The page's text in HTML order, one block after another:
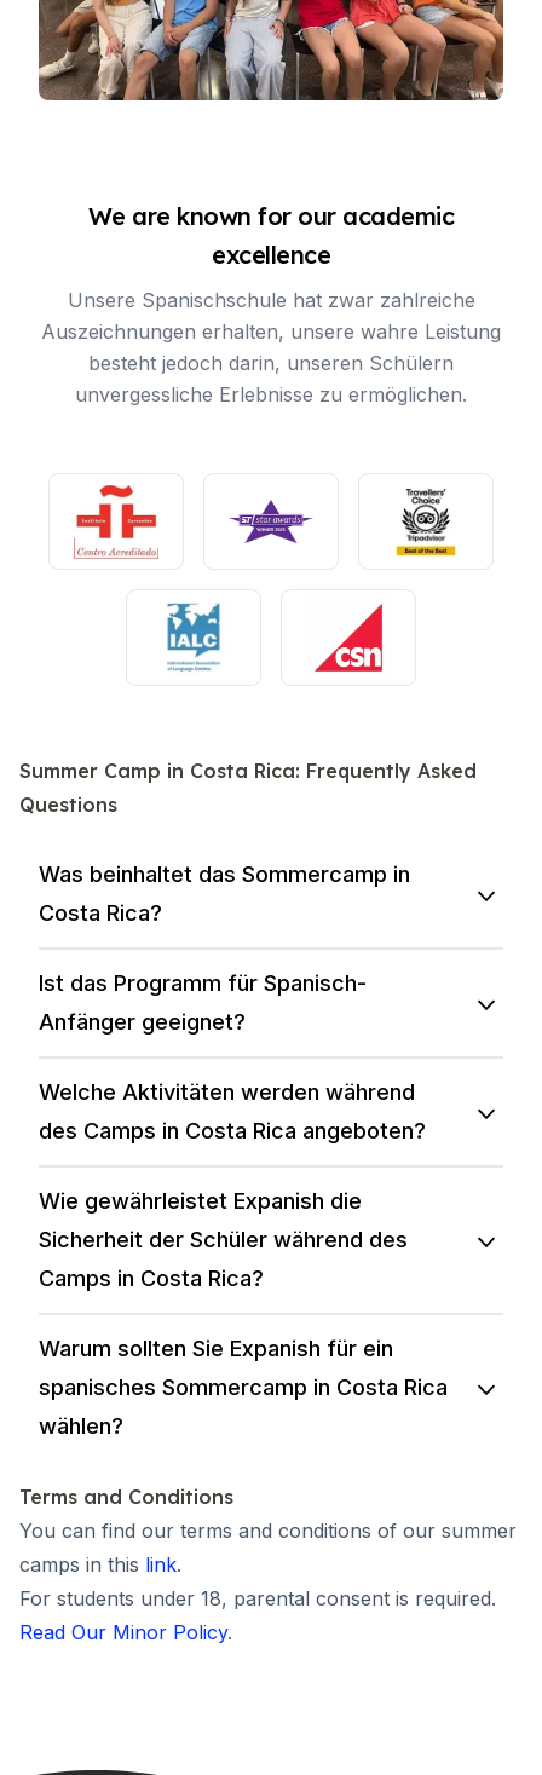
We are known for our academic
excellence
Unsere Spanischschule hat zwar zahlreiche
Auszeichnungen erhalten, unsere wahre Leistung
besteht jedoch darin, unseren Schülern
unvergessliche Erlebnisse zu ermöglichen.
Summer Camp in Costa Rica: Frequently Asked
Questions
Was beinhaltet das Sommercamp in
Costa Rica?
Ist das Programm für Spanisch-
Anfänger geeignet?
Welche Aktivitäten werden während
des Camps in Costa Rica angeboten?
Wie gewährleistet Expanish die
Sicherheit der Schüler während des
Camps in Costa Rica?
Warum sollten Sie Expanish für ein
spanisches Sommercamp in Costa Rica
wählen?
Terms and Conditions
You can find our terms and conditions of our summer
camps in this link.
For students under 18, parental consent is required.
Read Our Minor Policy.